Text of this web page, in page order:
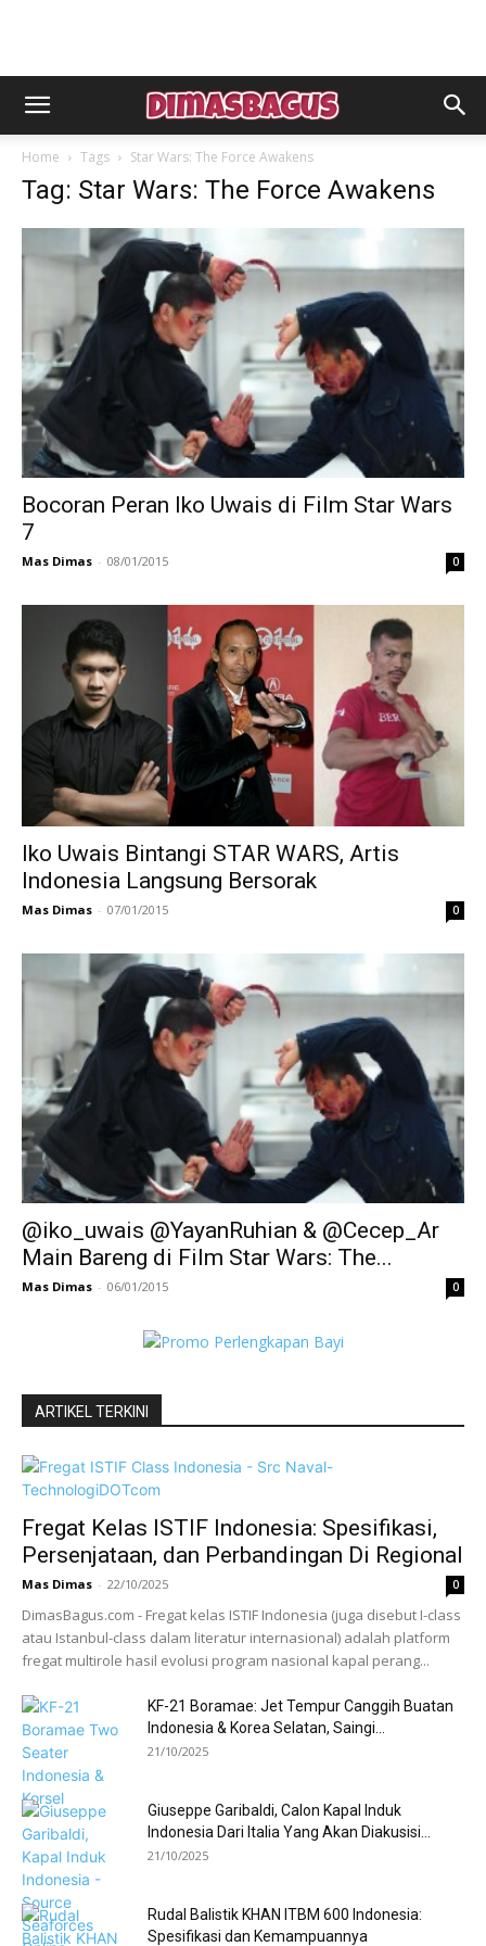
Home Tags Star Wars: The Force Awakens
Tag: Star Wars: The Force Awakens
Bocoran Peran Iko Uwais di Film Star Wars
7
Mas Dimas - 08/01/2015 0
Iko Uwais Bintangi STAR WARS, Artis
Indonesia Langsung Bersorak
Mas Dimas - 07/01/2015 0
@iko_uwais @YayanRuhian & @Cecep_Ar
Main Bareng di Film Star Wars: The...
Mas Dimas - 06/01/2015 0
ARTIKEL TERKINI
Fregat Kelas ISTIF Indonesia: Spesifikasi,
Persenjataan, dan Perbandingan Di Regional
Mas Dimas - 22/10/2025 0
DimasBagus.com - Fregat kelas ISTIF Indonesia (juga disebut I-class
atau Istanbul-class dalam literatur internasional) adalah platform
fregat multirole hasil evolusi program nasional kapal perang...
KF-21 Boramae: Jet Tempur Canggih Buatan
Indonesia & Korea Selatan, Saingi...
21/10/2025
Giuseppe Garibaldi, Calon Kapal Induk
Indonesia Dari Italia Yang Akan Diakusisi...
21/10/2025
Rudal Balistik KHAN ITBM 600 Indonesia:
Spesifikasi dan Kemampuannya